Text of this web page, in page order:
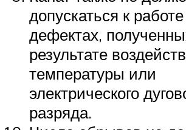
допускаться к
дефектах,
результате
температуры или
электрического
разряда.